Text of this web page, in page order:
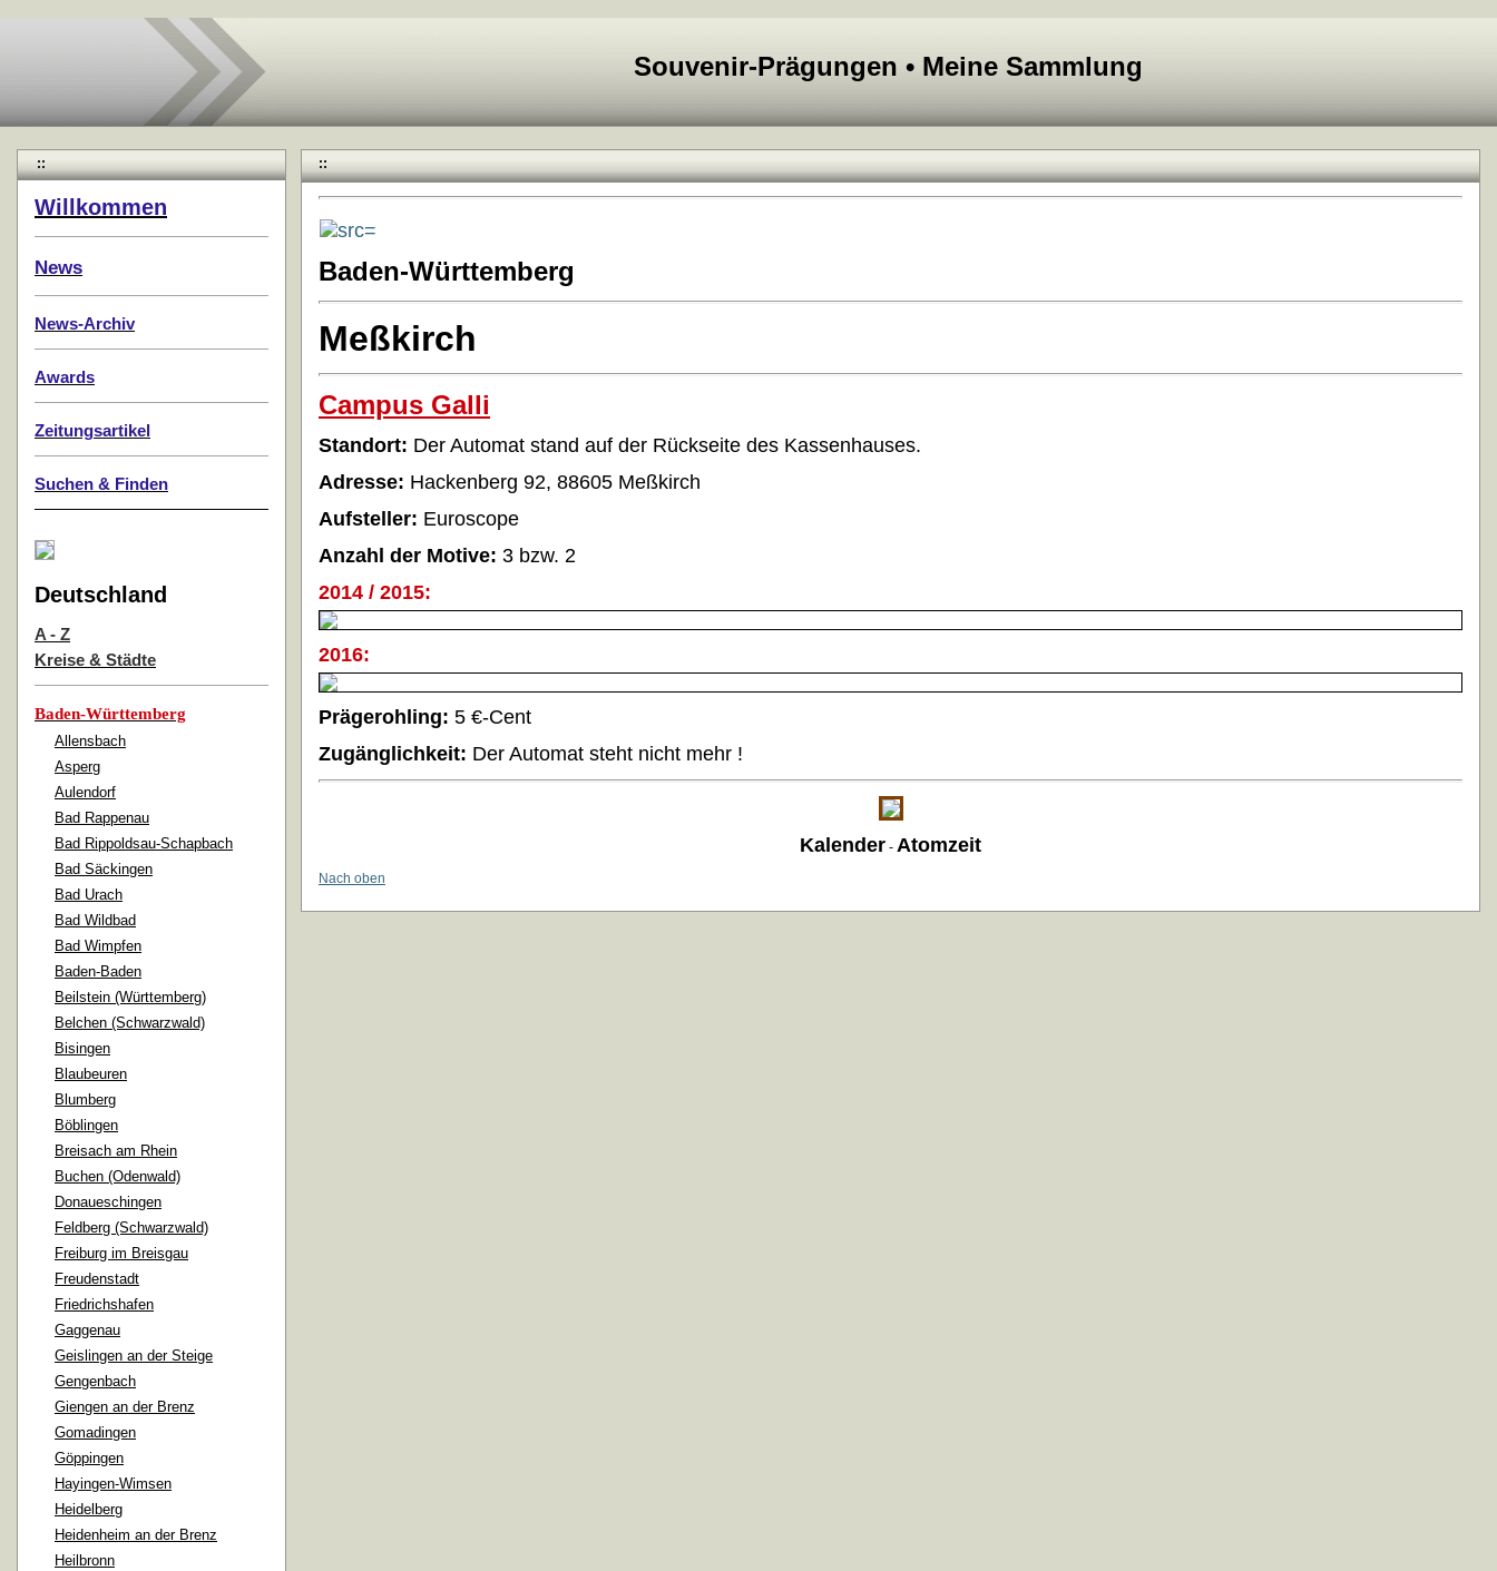
Souvenir-Prägungen • Meine Sammlung
::
Willkommen
News
News-Archiv
Awards
Zeitungsartikel
Suchen & Finden
Deutschland
A - Z
Kreise & Städte
Baden-Württemberg
Allensbach
Asperg
Aulendorf
Bad Rappenau
Bad Rippoldsau-Schapbach
Bad Säckingen
Bad Urach
Bad Wildbad
Bad Wimpfen
Baden-Baden
Beilstein (Württemberg)
Belchen (Schwarzwald)
Bisingen
Blaubeuren
Blumberg
Böblingen
Breisach am Rhein
Buchen (Odenwald)
Donaueschingen
Feldberg (Schwarzwald)
Freiburg im Breisgau
Freudenstadt
Friedrichshafen
Gaggenau
Geislingen an der Steige
Gengenbach
Giengen an der Brenz
Gomadingen
Göppingen
Hayingen-Wimsen
Heidelberg
Heidenheim an der Brenz
Heilbronn
::
Baden-Württemberg
Meßkirch
Campus Galli
Standort: Der Automat stand auf der Rückseite des Kassenhauses.
Adresse: Hackenberg 92, 88605 Meßkirch
Aufsteller: Euroscope
Anzahl der Motive: 3 bzw. 2
2014 / 2015:
2016:
Prägerohling: 5 €-Cent
Zugänglichkeit: Der Automat steht nicht mehr !
Kalender - Atomzeit
Nach oben